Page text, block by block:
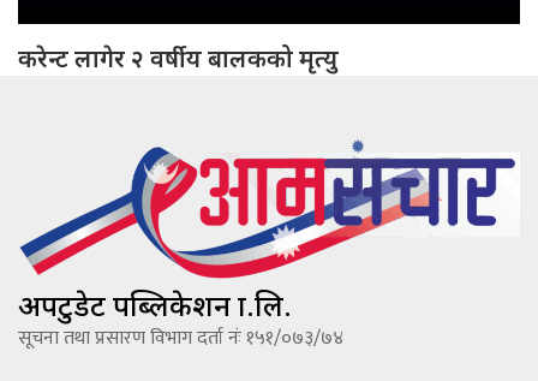
करेन्ट लागेर २ वर्षीय बालकको मृत्यु
अपटुडेट पब्लिकेशन प्रा.लि.
सूचना तथा प्रसारण विभाग दर्ता नंः १५१/०७३/७४